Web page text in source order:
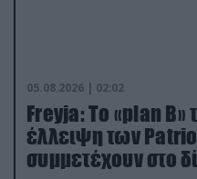
05.08.2026 | 02:02
Freyja: Το «plan
έλλειψη των
συμμετέχουν στο